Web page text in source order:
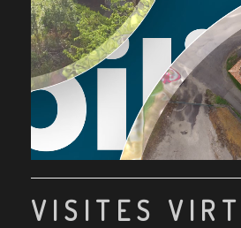
VISITES